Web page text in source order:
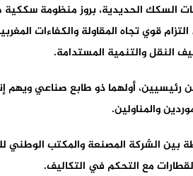
السكك الحديدية، بروز منظومة
على التزام قوي تجاه المقاولة والكفاءات
النقل والتنمية المستدامة.
رئيسيين، أولهما ذو طابع صناعي ويهم
والمناولين.
بين الشركة المصنعة والمكتب الوطني
مع التحكم في التكاليف.